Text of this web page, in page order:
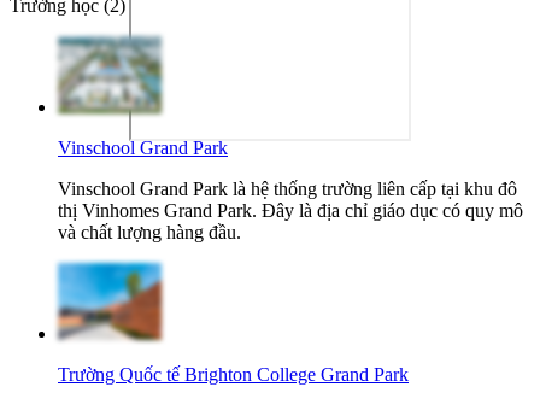
Trường học (2)
Vinschool Grand Park
Vinschool Grand Park là hệ thống trường liên cấp tại khu đô
thị Vinhomes Grand Park. Đây là địa chỉ giáo dục có quy mô
và chất lượng hàng đầu.
Trường Quốc tế Brighton College Grand Park